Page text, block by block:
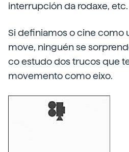
interrupción da rodaxe, etc.
Si definiamos o cine como
move, ninguén se
co estudo dos trucos que
movemento como eixo.